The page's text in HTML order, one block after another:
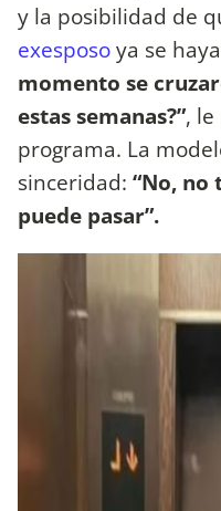
y la posibilidad de
exesposoya se
momento se
estas semanas?”,
programa. La
sinceridad: “No, no
puede pasar”.